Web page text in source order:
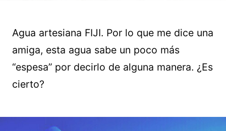
Agua artesiana FIJI. Por lo que me dice una
amiga, esta agua sabe un poco más
“espesa” por decirlo de alguna manera. ¿Es
cierto?